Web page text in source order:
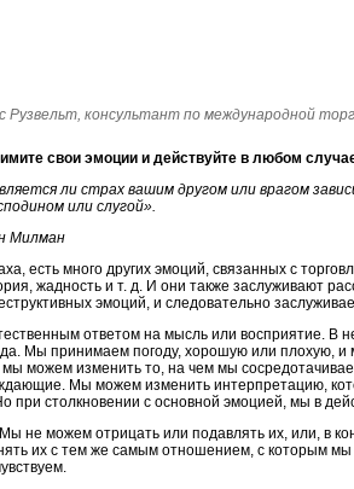
Рузвельт, консультант по международной
свои эмоции и действуйте в любом
ли страх вашим другом или врагом
или слугой».
Милман
есть много других эмоций, связанных с
жадность и т. д. И они также заслуживают
эмоций, и следовательно
ответом на мысль или восприятие. В
Мы принимаем погоду, хорошую или плохую,
можем изменить то, на чем мы
Мы можем изменить интерпретацию,
при столкновении с основной эмоцией, мы в
не можем отрицать или подавлять их, или, в
их с тем же самым отношением, с которым